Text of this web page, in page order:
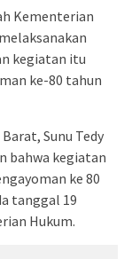
Kementerian
kegiatan itu
ke-80 tahun
Sunu Tedy
bahwa kegiatan
ke 80
tanggal 19
Hukum.